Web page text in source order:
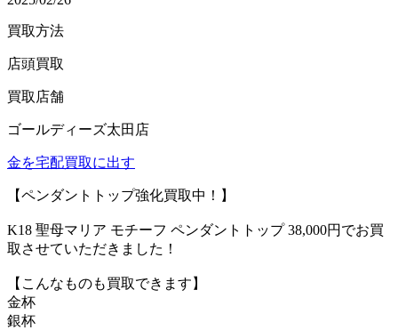
買取方法
店頭買取
買取店舗
ゴールディーズ太田店
金を宅配買取に出す
【ペンダントトップ強化買取中！】
K18 聖母マリア モチーフ ペンダントトップ 38,000円でお買
取させていただきました！
【こんなものも買取できます】
金杯
銀杯